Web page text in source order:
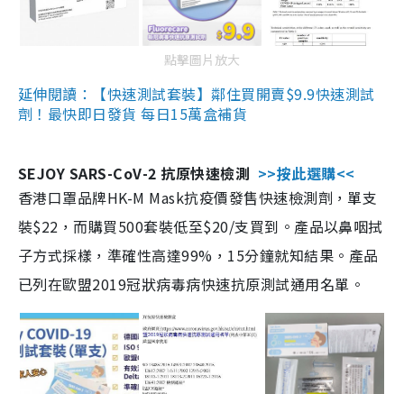
點擊圖片放大
延伸閱讀：【快速測試套裝】鄰住買開賣$9.9快速測試
劑！最快即日發貨 每日15萬盒補貨
SEJOY SARS-CoV-2 抗原快速檢測 >>按此選購<<
香港口罩品牌HK-M Mask抗疫價發售快速檢測劑，單支
裝$22，而購買500套裝低至$20/支買到。產品以鼻咽拭
子方式採樣，準確性高達99%，15分鐘就知結果。產品
已列在歐盟2019冠狀病毒病快速抗原測試通用名單。